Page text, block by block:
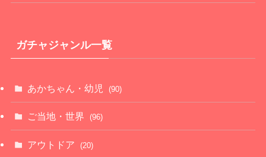
ガチャジャンル一覧
あかちゃん・幼児 (90)
ご当地・世界 (96)
アウトドア (20)